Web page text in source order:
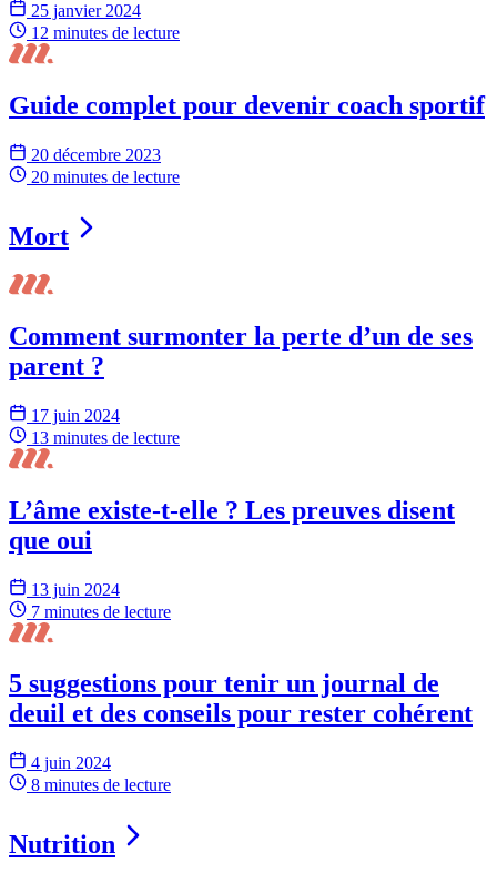
25 janvier 2024
12 minutes de lecture
Guide complet pour devenir coach sportif
20 décembre 2023
20 minutes de lecture
Mort
Comment surmonter la perte d’un de ses
parent ?
17 juin 2024
13 minutes de lecture
L’âme existe-t-elle ? Les preuves disent
que oui
13 juin 2024
7 minutes de lecture
5 suggestions pour tenir un journal de
deuil et des conseils pour rester cohérent
4 juin 2024
8 minutes de lecture
Nutrition